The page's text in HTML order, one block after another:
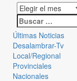
Últimas Noticias
Desalambrar-Tv
Local/Regional
Provinciales
Nacionales